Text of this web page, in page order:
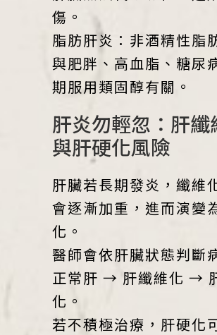
傷。
脂肪肝炎：非酒精性脂
與肥胖、高血脂、糖尿
期服用類固醇有關。
肝炎勿輕忽：肝纖
與肝硬化風險
肝臟若長期發炎，纖維
會逐漸加重，進而演變
化。
醫師會依肝臟狀態判斷
正常肝 → 肝纖維化 →
化。
若不積極治療，肝硬化